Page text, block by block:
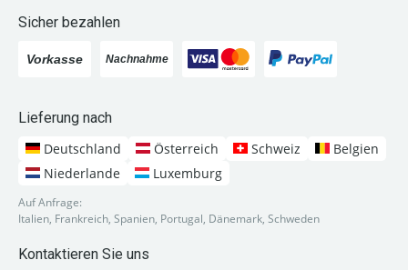
Sicher bezahlen
Lieferung nach
Deutschland
Österreich Schweiz
Belgien
Niederlande
Luxemburg
Auf Anfrage:
Italien, Frankreich, Spanien, Portugal, Dänemark, Schweden
Kontaktieren Sie uns